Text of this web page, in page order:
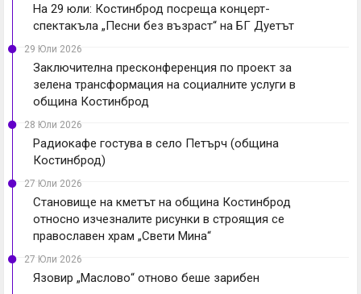
На 29 юли: Костинброд посреща концерт-
спектакъла „Песни без възраст“ на БГ Дуетът
29 Юли 2026
Заключителна пресконференция по проект за
зелена трансформация на социалните услуги в
община Костинброд
28 Юли 2026
Радиокафе гостува в село Петърч (община
Костинброд)
27 Юли 2026
Становище на кметът на община Костинброд
относно изчезналите рисунки в строящия се
православен храм „Свети Мина“
27 Юли 2026
Язовир „Маслово“ отново беше зарибен